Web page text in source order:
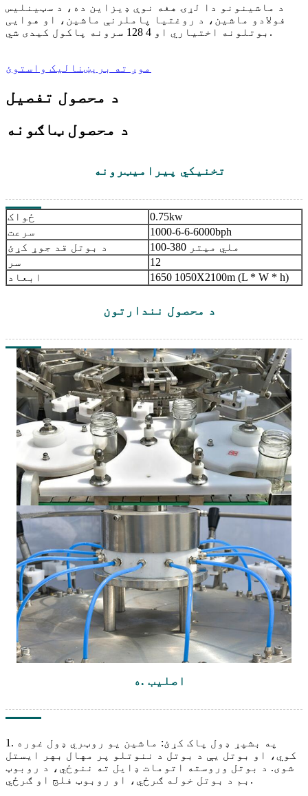
د ماشینونو دا لړۍ هغه نوې ډیزاین ده، د سټینلیس
فولادو ماشین، د روغتیا پاملرنې ماشین، او هوایی
بوتلونه اختیاري او 4 128 سرونه پاکول کیدی شي.
موږ ته بریښنالیک واستوئ
د محصول تفصیل
د محصول ټاګونه
تخنیکي پیرامیټرونه
ځواک
0.75kw
سرعت
1000-6-6-6000bph
د بوتل قد جوړ کړئ
100-380 ملي میتر
سر
12
ابعاد
1650 1050X2100m (L * W * h)
د محصول نندارتون
اصليب .ه
1. په بشپړ ډول پاک کړئ: ماشین یو روټري ډول غوره
کوي، او بوتل یې د بوتل د ننوتلو پر مهال بهر ایستل
شوی. د بوتل وروسته اتومات ډایل ته ننوځي، د روبوټ
بم د بوتل خوله ګرځي، او روبوټ فلج او ګرځي.